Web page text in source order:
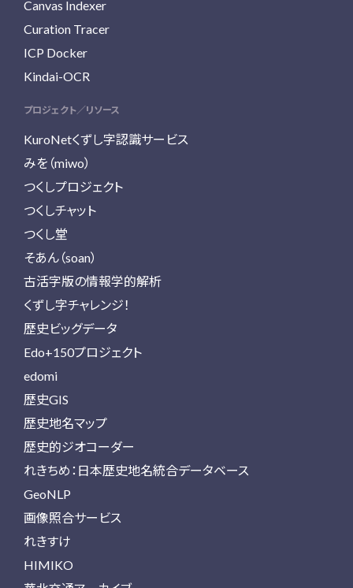
Canvas Indexer
Curation Tracer
ICP Docker
Kindai-OCR
プロジェクト／リソース
KuroNetくずし字認識サービス
みを（miwo）
つくしプロジェクト
つくしチャット
つくし堂
そあん（soan）
古活字版の情報学的解析
くずし字チャレンジ！
歴史ビッグデータ
Edo+150プロジェクト
edomi
歴史GIS
歴史地名マップ
歴史的ジオコーダー
れきちめ：日本歴史地名統合データベース
GeoNLP
画像照合サービス
れきすけ
HIMIKO